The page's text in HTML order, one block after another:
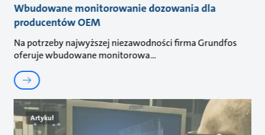
Wbudowane monitorowanie dozowania dla
producentów OEM
Na potrzeby najwyższej niezawodności firma Grundfos
oferuje wbudowane monitorowa
Artykuł